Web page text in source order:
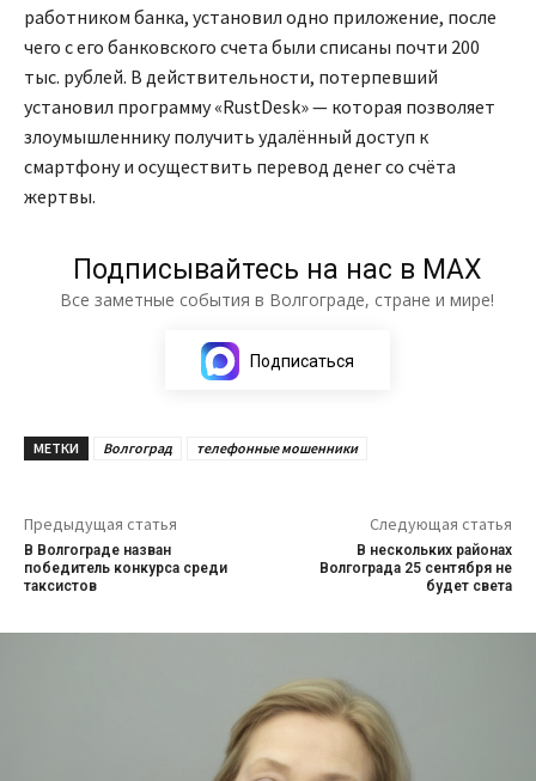
работником банка, установил одно приложение, после
чего с его банковского счета были списаны почти 200
тыс. рублей. В действительности, потерпевший
установил программу «RustDesk» — которая позволяет
злоумышленнику получить удалённый доступ к
смартфону и осуществить перевод денег со счёта
жертвы.
Подписывайтесь на нас в МАХ
Все заметные события в Волгограде, стране и мире!
Подписаться
МЕТКИ Волгоград телефонные мошенники
Предыдущая статья
В Волгограде назван
победитель конкурса среди
таксистов
Следующая статья
В нескольких районах
Волгограда 25 сентября не
будет света